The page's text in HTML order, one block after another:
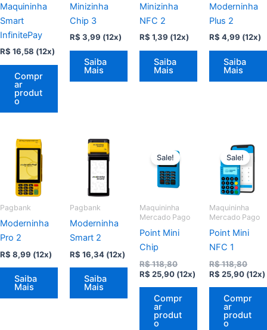
Maquininha
Smart
InfinitePay
R$ 16,58 (12x)
Compr
ar
produt
o
Minizinha
Chip 3
R$ 3,99 (12x)
Saiba
Mais
Minizinha
NFC 2
R$ 1,39 (12x)
Saiba
Mais
Moderninha
Plus 2
R$ 4,99 (12x)
Saiba
Mais
Pagbank
Moderninha
Pro 2
R$ 8,99 (12x)
Saiba
Mais
Pagbank
Moderninha
Smart 2
R$ 16,34 (12x)
Saiba
Mais
Sale!
Maquininha
Mercado Pago
Point Mini
Chip
R$118,80O
preço
R$ 118,80.
R$ 25,90O
é:
R$ 25,90.
(12x)
Compr
ar
produt
o
Sale!
Maquininha
Mercado Pago
Point Mini
NFC 1
R$118,80O
R$
R$ 25,90O
é:
R$
(12x)
Compr
ar
produt
o